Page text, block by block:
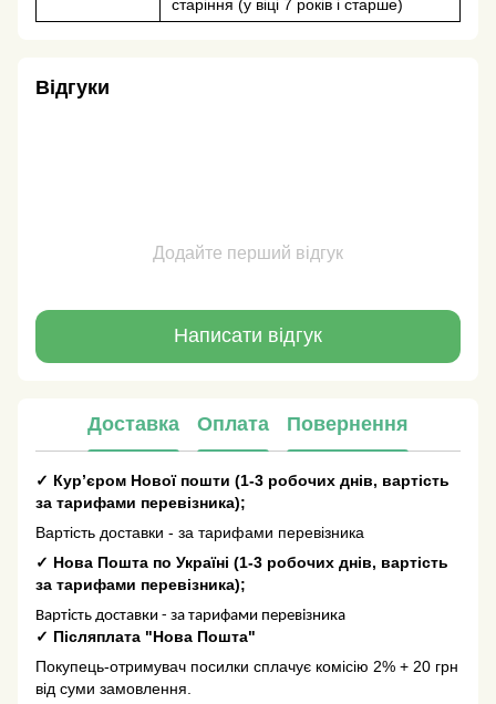
старіння (у віці 7 років і старше)
Відгуки
Додайте перший відгук
Написати відгук
Доставка Оплата Повернення
✓ Кур’єром Нової пошти (1-3 робочих днів, вартість
за тарифами перевізника);
Вартість доставки - за тарифами перевізника
✓ Нова Пошта по Україні (1-3 робочих днів, вартість
за тарифами перевізника);
Вартість доставки - за тарифами перевізника
✓ Післяплата "Нова Пошта"
Покупець-отримувач посилки сплачує комісію 2% + 20 грн
від суми замовлення.